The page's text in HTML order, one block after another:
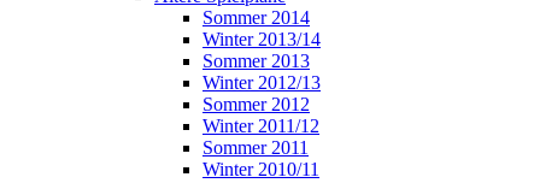
Sommer 2014
Winter 2013/14
Sommer 2013
Winter 2012/13
Sommer 2012
Winter 2011/12
Sommer 2011
Winter 2010/11